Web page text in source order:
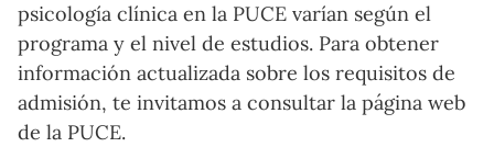
psicología clínica en la PUCE varían según el
programa y el nivel de estudios. Para obtener
información actualizada sobre los requisitos de
admisión, te invitamos a consultar la página web
de la PUCE.